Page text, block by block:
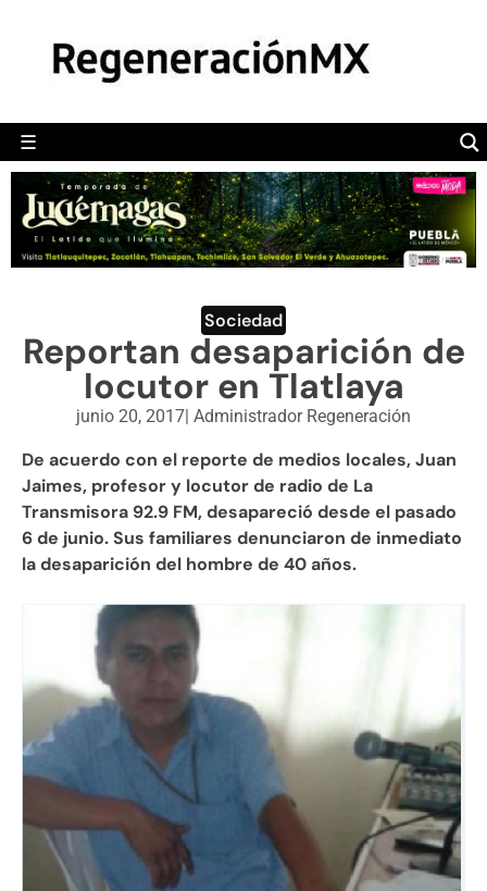
☰
POLÍTICA
CAMALEÓN
OPINIÓN
DEPORTES
ENGLISH SECTION
VIDEOS
Sociedad
Reportan desaparición de
locutor en Tlatlaya
junio 20, 2017| Administrador Regeneración
De acuerdo con el reporte de medios locales, Juan
Jaimes, profesor y locutor de radio de La
Transmisora 92.9 FM, desapareció desde el pasado
6 de junio. Sus familiares denunciaron de inmediato
la desaparición del hombre de 40 años.